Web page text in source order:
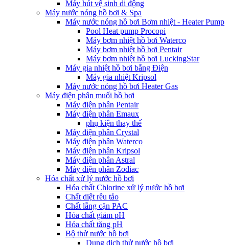
Máy hút vệ sinh di động
Máy nước nóng hồ bơi & Spa
Máy nước nóng hồ bơi Bơm nhiệt - Heater Pump
Pool Heat pump Procopi
Máy bơm nhiệt hồ bơi Waterco
Máy bơm nhiệt hồ bơi Pentair
Máy bơm nhiệt hồ bơi LuckingStar
Máy gia nhiệt hồ bơi bằng Điện
Máy gia nhiệt Kripsol
Máy nước nóng hồ bơi Heater Gas
Máy điện phân muối hồ bơi
Máy điện phân Pentair
Máy điện phân Emaux
phụ kiện thay thế
Máy điện phân Crystal
Máy điện phân Waterco
Máy điện phân Kripsol
Máy điện phân Astral
Máy điện phân Zodiac
Hóa chất xử lý nước hồ bơi
Hóa chất Chlorine xử lý nước hồ bơi
Chất diệt rêu tảo
Chất lắng cặn PAC
Hóa chất giảm pH
Hóa chất tăng pH
Bộ thử nước hồ bơi
Dung dịch thử nước hồ bơi